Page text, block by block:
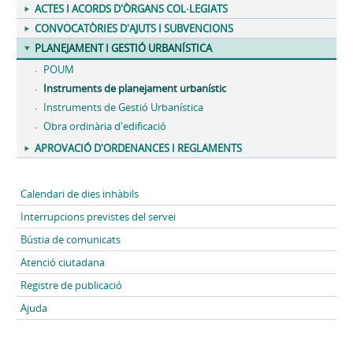
ACTES I ACORDS D'ÒRGANS COL·LEGIATS
CONVOCATÒRIES D'AJUTS I SUBVENCIONS
PLANEJAMENT I GESTIÓ URBANÍSTICA
POUM
Instruments de planejament urbanístic
Instruments de Gestió Urbanística
Obra ordinària d'edificació
APROVACIÓ D'ORDENANCES I REGLAMENTS
Calendari de dies inhàbils
Interrupcions previstes del servei
Bústia de comunicats
Atenció ciutadana
Registre de publicació
Ajuda